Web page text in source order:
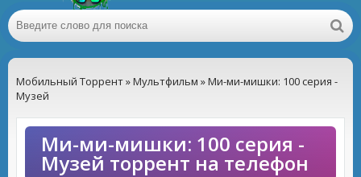
Мобильный Торрент»Мультфильм » Ми-ми-мишки: 100 серия -
Музей
Ми-ми-мишки: 100 серия -
Музей торрент на телефон